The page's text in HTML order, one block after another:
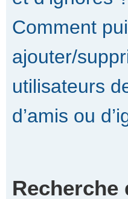
Comment
ajouter/
utilisateurs
d’amis ou
Recherche